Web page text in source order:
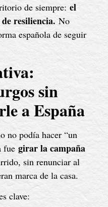
de siempre: el
resiliencia.No
española de seguir
sin
a España
no podía hacer “un
fue girar la campaña
sin renunciar al
marca de la casa.
clave: